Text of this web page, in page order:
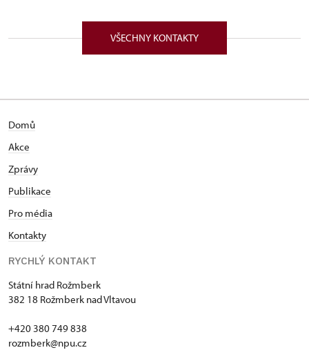
VŠECHNY KONTAKTY
Domů
Akce
Zprávy
Publikace
Pro média
Kontakty
RYCHLÝ KONTAKT
Státní hrad Rožmberk
382 18 Rožmberk nad Vltavou
+420 380 749 838
rozmberk@npu.cz